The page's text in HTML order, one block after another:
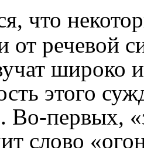
что
от речевой
широко
этого
Во-первых,
слово